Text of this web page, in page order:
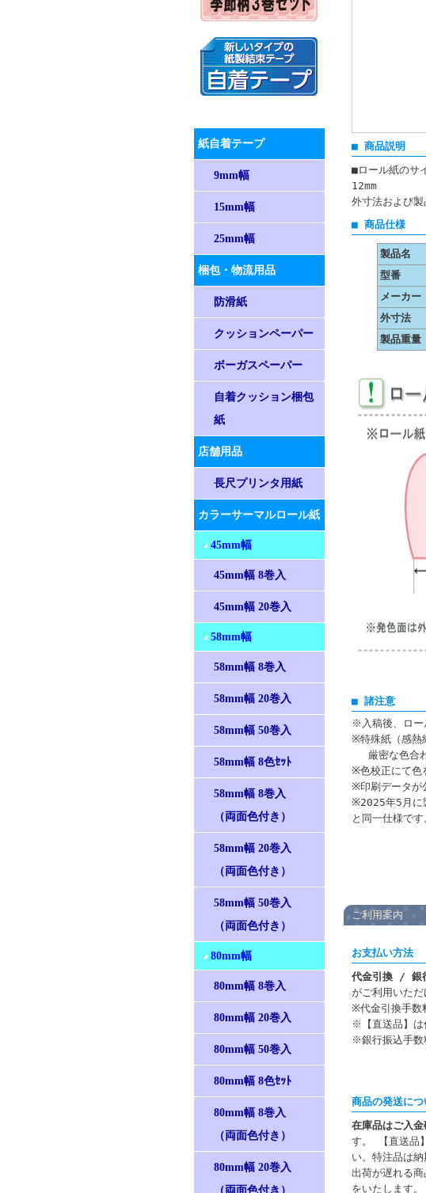
紙自着テープ
9mm幅
15mm幅
25mm幅
梱包・物流用品
防滑紙
クッションペーパー
ボーガスペーパー
自着クッション梱包
紙
店舗用品
長尺プリンタ用紙
カラーサーマルロール紙
45mm幅
45mm幅 8巻入
45mm幅 20巻入
58mm幅
58mm幅 8巻入
58mm幅 20巻入
58mm幅 50巻入
58mm幅 8色ｾｯﾄ
58mm幅 8巻入
（両面色付き）
58mm幅 20巻入
（両面色付き）
58mm幅 50巻入
（両面色付き）
80mm幅
80mm幅 8巻入
80mm幅 20巻入
80mm幅 50巻入
80mm幅 8色ｾｯﾄ
80mm幅 8巻入
（両面色付き）
80mm幅 20巻入
（両面色付き）
■ 商品説明
■ロール紙のサ
外寸法および
■ 商品仕様
製品名
型番
メーカー
外寸法
製品重量
■ 諸注意
※入稿後、ロー
※特殊紙（感熱
厳密な色合わ
※色校正にて色
※印刷データが
※2025年5月に
と同一仕様です
ご利用案内
お支払い方法
代金引換 / 銀
がご利用いただ
※代金引換手数
※【直送品】は
※銀行振込手数
商品の発送につ
在庫品はご入
す。 【直送品
い。特注品は納
出荷が遅れる
をいたします。